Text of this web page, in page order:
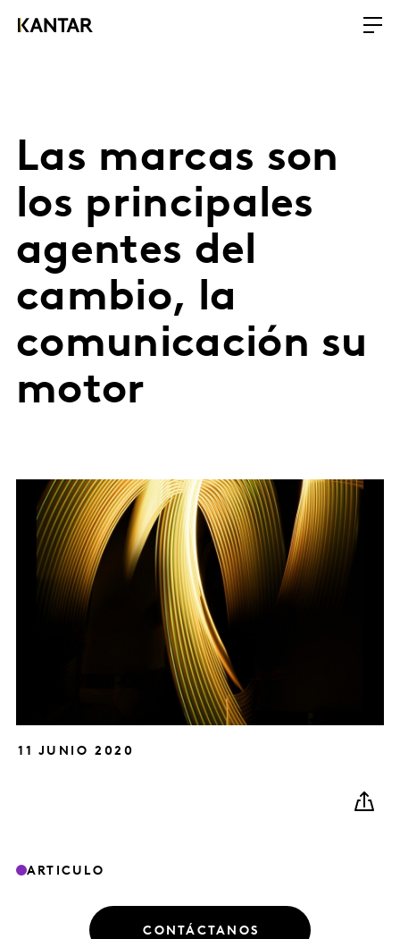
Las marcas son
los principales
agentes del
cambio, la
comunicación su
motor
11 JUNIO 2020
ARTICULO
CONTÁCTANOS